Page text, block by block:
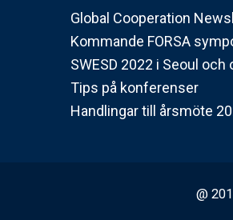
Global Cooperation
Kommande FORSA
SWESD 2022 i Seoul och
Tips på konferenser
Handlingar till årsmöte
@